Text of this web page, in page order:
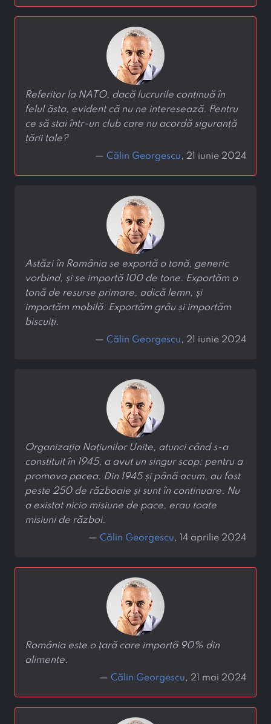
Referitor la NATO, dacă lucrurile continuă în
felul ăsta, evident că nu ne interesează. Pentru
ce să stai într-un club care nu acordă siguranță
țării tale?
— Călin Georgescu, 21 iunie 2024
Astăzi în România se exportă o tonă, generic
vorbind, și se importă 100 de tone. Exportăm o
tonă de resurse primare, adică lemn, și
importăm mobilă. Exportăm grâu și importăm
biscuiți.
— Călin Georgescu, 21 iunie 2024
Organizația Națiunilor Unite, atunci când s-a
constituit în 1945, a avut un singur scop: pentru a
promova pacea. Din 1945 și până acum, au fost
peste 250 de războaie și sunt în continuare. Nu
a existat nicio misiune de pace, erau toate
misiuni de război.
— Călin Georgescu, 14 aprilie 2024
România este o țară care importă 90% din
alimente.
— Călin Georgescu, 21 mai 2024